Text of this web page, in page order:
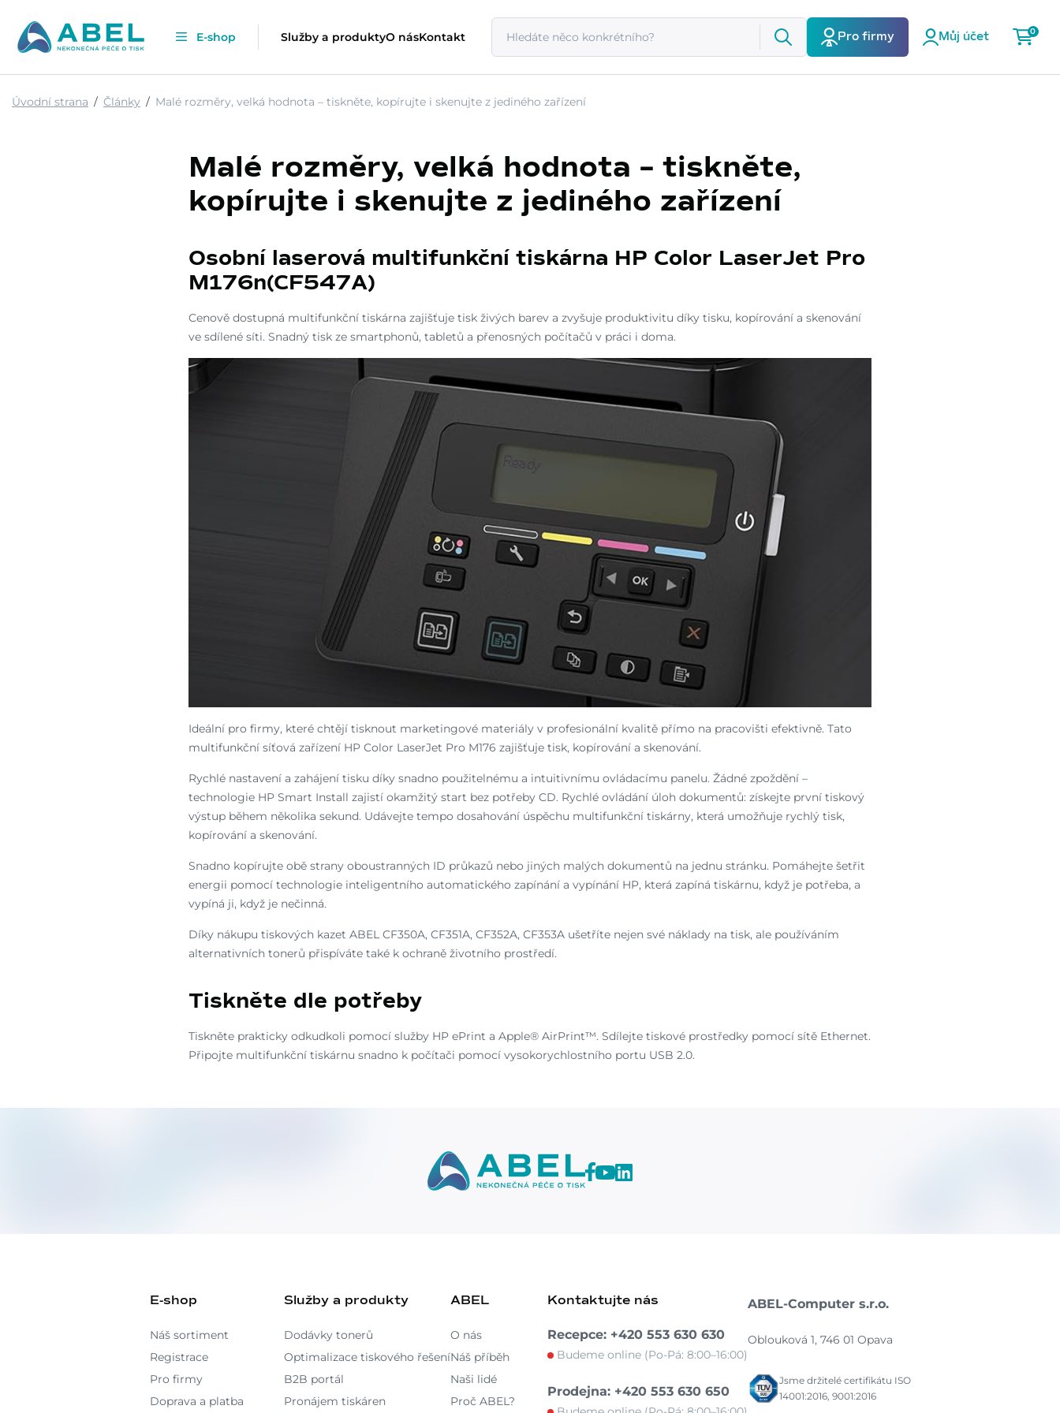
E-shop Služby a produktyO násKontakt Pro firmy Můj účet
0
Úvodní strana Články Malé rozměry, velká hodnota – tiskněte, kopírujte i skenujte z jediného zařízení
Malé rozměry, velká hodnota – tiskněte,
kopírujte i skenujte z jediného zařízení
Osobní laserová multifunkční tiskárna HP Color LaserJet Pro
M176n(CF547A)
Cenově dostupná multifunkční tiskárna zajišťuje tisk živých barev a zvyšuje produktivitu díky tisku, kopírování a skenování
ve sdílené síti. Snadný tisk ze smartphonů, tabletů a přenosných počítačů v práci i doma.
Ideální pro firmy, které chtějí tisknout marketingové materiály v profesionální kvalitě přímo na pracovišti efektivně. Tato
multifunkční síťová zařízení HP Color LaserJet Pro M176 zajišťuje tisk, kopírování a skenování.
Rychlé nastavení a zahájení tisku díky snadno použitelnému a intuitivnímu ovládacímu panelu. Žádné zpoždění –
technologie HP Smart Install zajistí okamžitý start bez potřeby CD. Rychlé ovládání úloh dokumentů: získejte první tiskový
výstup během několika sekund. Udávejte tempo dosahování úspěchu multifunkční tiskárny, která umožňuje rychlý tisk,
kopírování a skenování.
Snadno kopírujte obě strany oboustranných ID průkazů nebo jiných malých dokumentů na jednu stránku. Pomáhejte šetřit
energii pomocí technologie inteligentního automatického zapínání a vypínání HP, která zapíná tiskárnu, když je potřeba, a
vypíná ji, když je nečinná.
Díky nákupu tiskových kazet ABEL CF350A, CF351A, CF352A, CF353A ušetříte nejen své náklady na tisk, ale používáním
alternativních tonerů přispíváte také k ochraně životního prostředí.
Tiskněte dle potřeby
Tiskněte prakticky odkudkoli pomocí služby HP ePrint a Apple® AirPrint™. Sdílejte tiskové prostředky pomocí sítě Ethernet.
Připojte multifunkční tiskárnu snadno k počítači pomocí vysokorychlostního portu USB 2.0.
E-shop
Náš sortiment
Registrace
Pro firmy
Doprava a platba
Služby a produkty
Dodávky tonerů
Optimalizace tiskového řešení
B2B portál
Pronájem tiskáren
ABEL
O nás
Náš příběh
Naši lidé
Proč ABEL?
Kontaktujte nás
Recepce: +420 553 630 630
Budeme online (Po-Pá: 8:00–16:00)
Prodejna: +420 553 630 650
ABEL-Computer s.r.o.
Oblouková 1, 746 01 Opava
Jsme držitelé certifikátu ISO
14001:2016, 9001:2016